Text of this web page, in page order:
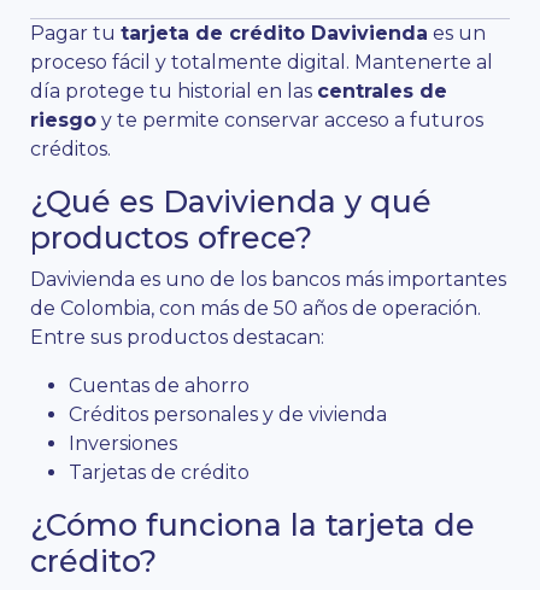
Pagar tu tarjeta de crédito Davivienda es un
proceso fácil y totalmente digital. Mantenerte al
día protege tu historial en las centrales de
riesgo y te permite conservar acceso a futuros
créditos.
¿Qué es Davivienda y qué
productos ofrece?
Davivienda es uno de los bancos más importantes
de Colombia, con más de 50 años de operación.
Entre sus productos destacan:
Cuentas de ahorro
Créditos personales y de vivienda
Inversiones
Tarjetas de crédito
¿Cómo funciona la tarjeta de
crédito?